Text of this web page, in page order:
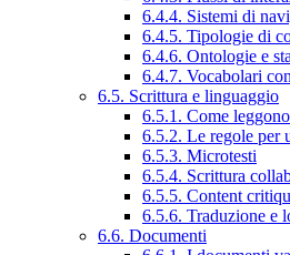
6.4.4. Sistemi di
6.4.5. Tipologie di
6.4.6. Ontologie e
6.4.7. Vocabolari
6.5. Scrittura e linguaggio
6.5.1. Come
6.5.2. Le regole per
6.5.3. Microtesti
6.5.4. Scrittura
6.5.5. Content
6.5.6. Traduzione e
6.6. Documenti